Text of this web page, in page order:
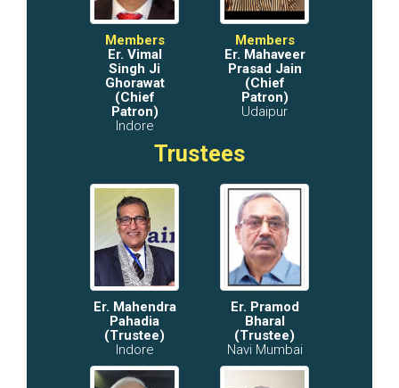
Members
Er. Vimal
Singh Ji
Ghorawat
(Chief
Patron)
Indore
Members
Er. Mahaveer
Prasad Jain
(Chief
Patron)
Udaipur
Trustees
Er. Mahendra
Pahadia
(Trustee)
Indore
Er. Pramod
Bharal
(Trustee)
Navi Mumbai